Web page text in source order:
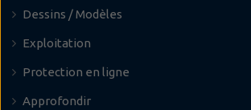
Dessins / Modèles
Exploitation
Protection en ligne
Approfondir